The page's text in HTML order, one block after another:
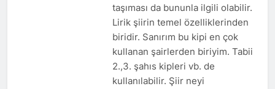
taşıması da bununla ilgili olabilir.
Lirik şiirin temel özelliklerinden
biridir. Sanırım bu kipi en çok
kullanan şairlerden biriyim. Tabii
2.,3. şahıs kipleri vb. de
kullanılabilir. Şiir neyi